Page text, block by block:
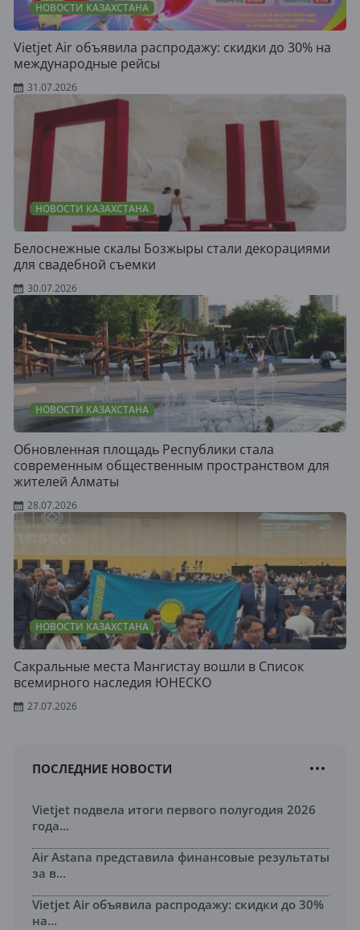
НОВОСТИ КАЗАХСТАНА
Vietjet Air объявила распродажу: скидки до 30% на
международные рейсы
31.07.2026
НОВОСТИ КАЗАХСТАНА
Белоснежные скалы Бозжыры стали декорациями
для свадебной съемки
30.07.2026
НОВОСТИ КАЗАХСТАНА
Обновленная площадь Республики стала
современным общественным пространством для
жителей Алматы
28.07.2026
НОВОСТИ КАЗАХСТАНА
Сакральные места Мангистау вошли в Список
всемирного наследия ЮНЕСКО
27.07.2026
ПОСЛЕДНИЕ НОВОСТИ
Vietjet подвела итоги первого полугодия 2026
года...
Air Astana представила финансовые результаты
за в...
Vietjet Air объявила распродажу: скидки до 30%
на...